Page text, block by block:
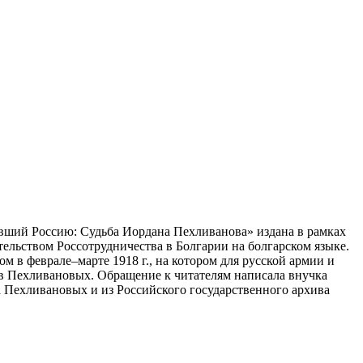
Россию: Судьба Иордана Пехливанова» издана в рамках
Россотрудничества в Болгарии на болгарском языке.
в феврале–марте 1918 г., на котором для русской армии и
Обращение к читателям написала внучка
и из Российского государственного архива